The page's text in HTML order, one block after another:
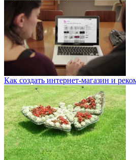
Как создать интернет-магазин и